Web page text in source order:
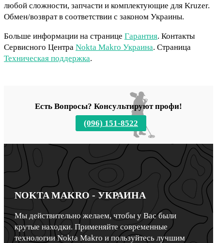
любой сложности, запчасти и комплектующие для Kruzer.
Обмен/возврат в соответствии с законом Украины.
Больше информации на странице Гарантия. Контакты
Сервисного Центра Nokta Makro Украина. Страница
Техническая поддержка.
Есть Вопросы? Консультируют профи!
(096) 151-8522
NOKTA MAKRO - УКРАИНА
Мы действительно желаем, чтобы у Вас были
крутые находки. Применяйте современные
технологии Nokta Makro и пользуйтесь лучшим